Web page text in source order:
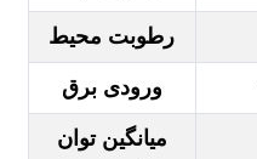
رطوبت محیط
ورودی برق
میانگین توان